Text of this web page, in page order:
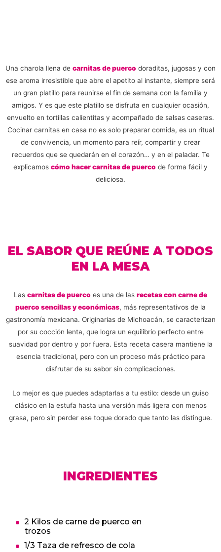
Una charola llena de carnitas de puerco doraditas, jugosas y con
ese aroma irresistible que abre el apetito al instante, siempre será
un gran platillo para reunirse el fin de semana con la familia y
amigos. Y es que este platillo se disfruta en cualquier ocasión,
envuelto en tortillas calientitas y acompañado de salsas caseras.
Cocinar carnitas en casa no es solo preparar comida, es un ritual
de convivencia, un momento para reír, compartir y crear
recuerdos que se quedarán en el corazón… y en el paladar. Te
explicamos cómo hacer carnitas de puerco de forma fácil y
deliciosa.
EL SABOR QUE REÚNE A TODOS
EN LA MESA
Las carnitas de puerco es una de las recetas con carne de
puerco sencillas y económicas, más representativos de la
gastronomía mexicana. Originarias de Michoacán, se caracterizan
por su cocción lenta, que logra un equilibrio perfecto entre
suavidad por dentro y por fuera. Esta receta casera mantiene la
esencia tradicional, pero con un proceso más práctico para
disfrutar de su sabor sin complicaciones.
Lo mejor es que puedes adaptarlas a tu estilo: desde un guiso
clásico en la estufa hasta una versión más ligera con menos
grasa, pero sin perder ese toque dorado que tanto las distingue.
INGREDIENTES
2 Kilos de carne de puerco en
trozos
1/3 Taza de refresco de cola